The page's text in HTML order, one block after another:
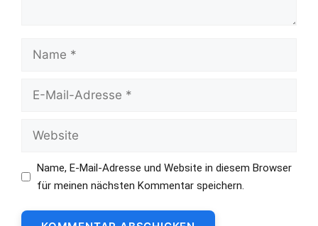
Name, E-Mail-Adresse und Website in diesem Browser
für meinen nächsten Kommentar speichern.